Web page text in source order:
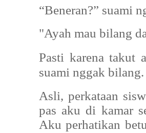
“Beneran?” suami
"Ayah mau bilang
Pasti karena takut
suami nggak bilang.
Asli, perkataan
pas aku di kamar
Aku perhatikan